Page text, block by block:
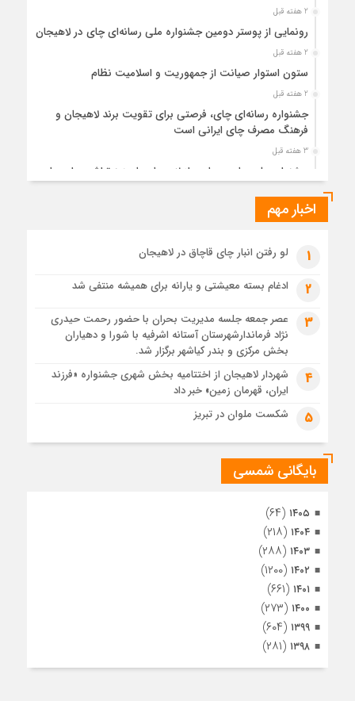
2 هفته قبل
رونمایی از پوستر دومین جشنواره ملی رسانه‌ای چای در لاهیجان
2 هفته قبل
ستون استوار صیانت از جمهوریت و اسلامیت نظام
2 هفته قبل
جشنواره رسانه‌ای چای، فرصتی برای تقویت برند لاهیجان و
فرهنگ مصرف چای ایرانی است
3 هفته قبل
جشنواره ملی چای، حمایت از لاهیجان یا هزینه‌تراشی برای چای
3 هفته قبل
3 هفته قبل
رئوف
تصاویر هوایی مراسم تشییع پیکر مطهر آقای شهید ایران – مشهد
مراسم تشییع پیکر مطهر آقای شهید ایران – مشهد
تصاویری از تراکم جمعیت حاضر در میدان ثورهالعشرین نجف
اشرف
اخبار مهم
1 لو رفتن انبار چای قاچاق در لاهیجان
2 ادغام بسته معیشتی و یارانه برای همیشه منتفی شد
3
عصر جمعه جلسه مدیریت بحران با حضور رحمت حیدری
نژاد فرماندارشهرستان آستانه اشرفیه با شورا و دهیاران
بخش مرکزی و بندر کیاشهر برگزار شد.
4
شهردار لاهیجان از اختتامیه بخش شهری جشنواره «فرزند
ایران، قهرمان زمین» خبر داد
5 شکست ملوان در تبریز
بایگانی شمسی
۱۴۰۵ (۶۴)
۱۴۰۴ (۲۱۸)
۱۴۰۳ (۲۸۸)
۱۴۰۲ (۱۲۰۰)
۱۴۰۱ (۶۶۱)
۱۴۰۰ (۲۷۳)
۱۳۹۹ (۶۰۴)
۱۳۹۸ (۲۸۱)